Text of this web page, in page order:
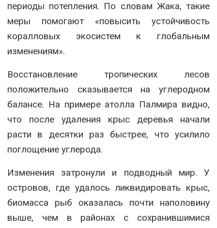
периоды потепления. По словам Жака, такие
меры помогают «повысить устойчивость
коралловых экосистем к глобальным
изменениям».
Восстановление тропических лесов
положительно сказывается на углеродном
балансе. На примере атолла Палмира видно,
что после удаления крыс деревья начали
расти в десятки раз быстрее, что усилило
поглощение углерода.
Изменения затронули и подводный мир. У
островов, где удалось ликвидировать крыс,
биомасса рыб оказалась почти наполовину
выше, чем в районах с сохранившимися